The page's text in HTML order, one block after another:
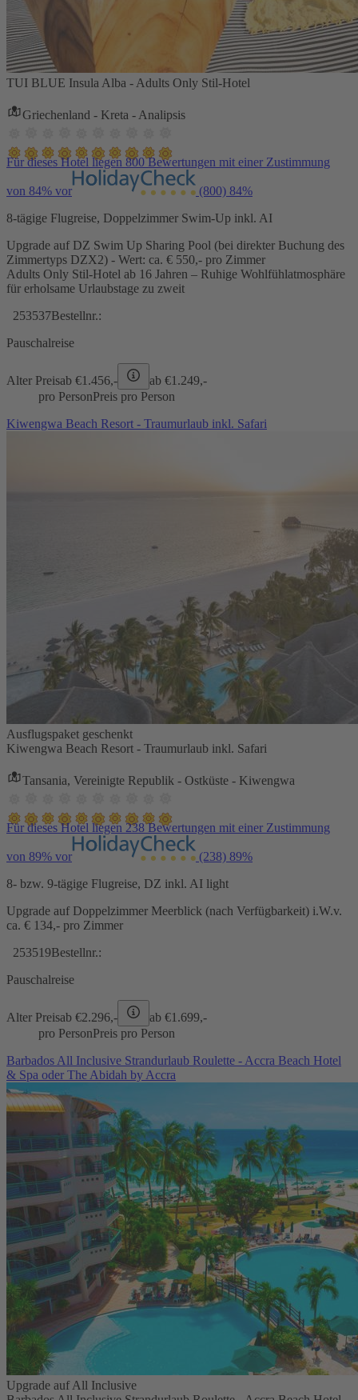
TUI BLUE Insula Alba - Adults Only Stil-Hotel
Griechenland - Kreta - Analipsis
Für dieses Hotel liegen 800 Bewertungen mit einer Zustimmung
von 84% vor (800) 84%
8-tägige Flugreise, Doppelzimmer Swim-Up inkl. AI
Upgrade auf DZ Swim Up Sharing Pool (bei direkter Buchung des
Zimmertyps DZX2) - Wert: ca. € 550,- pro Zimmer
Adults Only Stil-Hotel ab 16 Jahren – Ruhige Wohlfühlatmosphäre
für erholsame Urlaubstage zu zweit
253537Bestellnr.:
Pauschalreise
Alter Preisab €1.456,- ab €1.249,-
pro PersonPreis pro Person
Kiwengwa Beach Resort - Traumurlaub inkl. Safari
Ausflugspaket geschenkt
Kiwengwa Beach Resort - Traumurlaub inkl. Safari
Tansania, Vereinigte Republik - Ostküste - Kiwengwa
Für dieses Hotel liegen 238 Bewertungen mit einer Zustimmung
von 89% vor (238) 89%
8- bzw. 9-tägige Flugreise, DZ inkl. AI light
Upgrade auf Doppelzimmer Meerblick (nach Verfügbarkeit) i.W.v.
ca. € 134,- pro Zimmer
253519Bestellnr.:
Pauschalreise
Alter Preisab €2.296,- ab €1.699,-
pro PersonPreis pro Person
Barbados All Inclusive Strandurlaub Roulette - Accra Beach Hotel
& Spa oder The Abidah by Accra
Upgrade auf All Inclusive